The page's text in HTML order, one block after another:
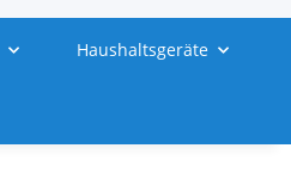
Haushaltsgeräte